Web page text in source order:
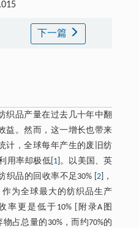
下一篇
织品产量在过去几十年中翻
益。然而，这一增长也带来
计，全球每年产生的废旧纺
用率却极低[ 1]。以美国、英
品的回收率不足30% [ 2]，
为全球最大的纺织品生产
率更是低于10% [附录A图
占总量的30%，而约70%的